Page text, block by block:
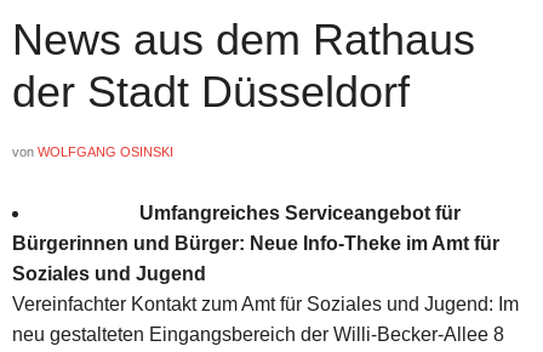
News aus dem Rathaus
der Stadt Düsseldorf
von WOLFGANG OSINSKI
Umfangreiches Serviceangebot für
Bürgerinnen und Bürger: Neue Info-Theke im Amt für
Soziales und Jugend
Vereinfachter Kontakt zum Amt für Soziales und Jugend: Im
neu gestalteten Eingangsbereich der Willi-Becker-Allee 8